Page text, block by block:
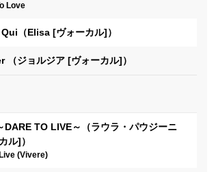
Love
（Elisa [ヴォーカル]）
（ジョルジア [ヴォーカル]）
DARE TO LIVE～（ラウラ・パウジーニ
ル]）
(Vivere)